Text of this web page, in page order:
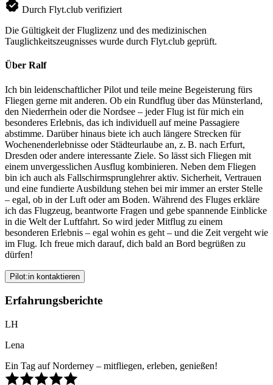
Durch Flyt.club verifiziert
Die Gültigkeit der Fluglizenz und des medizinischen
Tauglichkeitszeugnisses wurde durch Flyt.club geprüft.
Über Ralf
Ich bin leidenschaftlicher Pilot und teile meine Begeisterung fürs
Fliegen gerne mit anderen. Ob ein Rundflug über das Münsterland,
den Niederrhein oder die Nordsee – jeder Flug ist für mich ein
besonderes Erlebnis, das ich individuell auf meine Passagiere
abstimme. Darüber hinaus biete ich auch längere Strecken für
Wochenenderlebnisse oder Städteurlaube an, z. B. nach Erfurt,
Dresden oder andere interessante Ziele. So lässt sich Fliegen mit
einem unvergesslichen Ausflug kombinieren. Neben dem Fliegen
bin ich auch als Fallschirmsprunglehrer aktiv. Sicherheit, Vertrauen
und eine fundierte Ausbildung stehen bei mir immer an erster Stelle
– egal, ob in der Luft oder am Boden. Während des Fluges erkläre
ich das Flugzeug, beantworte Fragen und gebe spannende Einblicke
in die Welt der Luftfahrt. So wird jeder Mitflug zu einem
besonderen Erlebnis – egal wohin es geht – und die Zeit vergeht wie
im Flug. Ich freue mich darauf, dich bald an Bord begrüßen zu
dürfen!
Pilot:in kontaktieren
Erfahrungsberichte
LH
Lena
Ein Tag auf Norderney – mitfliegen, erleben, genießen!